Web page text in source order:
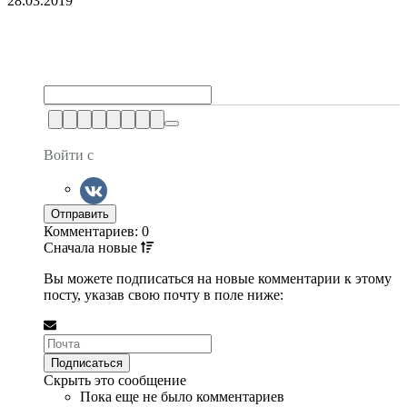
Войти с
Комментариев: 0
Сначала новые
Вы можете подписаться на новые комментарии к этому
посту, указав свою почту в поле ниже:
Скрыть это сообщение
Пока еще не было комментариев